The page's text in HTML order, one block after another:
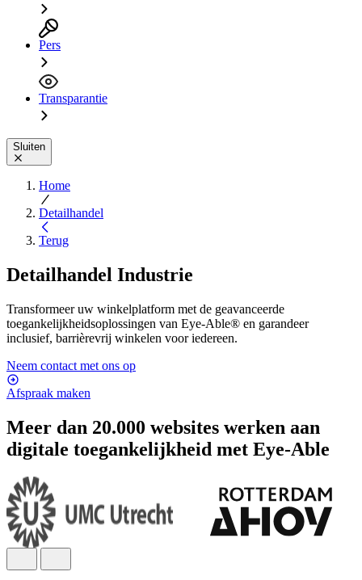
Pers
Transparantie
Sluiten
Home
Detailhandel
Terug
Detailhandel Industrie
Transformeer uw winkelplatform met de geavanceerde
toegankelijkheidsoplossingen van Eye-Able® en garandeer
inclusief, barrièrevrij winkelen voor iedereen.
Neem contact met ons op
Afspraak maken
Meer dan 20.000 websites werken aan
digitale toegankelijkheid met Eye-Able